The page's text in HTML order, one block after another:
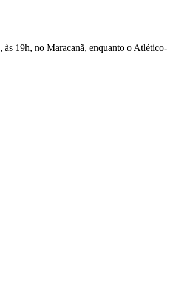
, às 19h, no Maracanã, enquanto o Atlético-